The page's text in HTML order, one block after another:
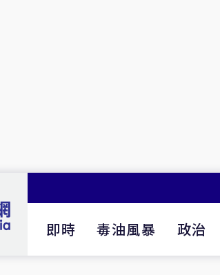
即時 毒油風暴 政治